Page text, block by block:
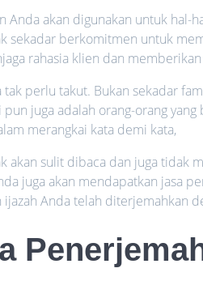
akan digunakan untuk hal-
sekadar berkomitmen untuk
rahasia klien dan
tak perlu takut. Bukan sekadar
juga adalah orang-orang
merangkai kata demi kata,
akan sulit dibaca dan juga tidak
juga akan mendapatkan jasa
Anda telah diterjemahkan